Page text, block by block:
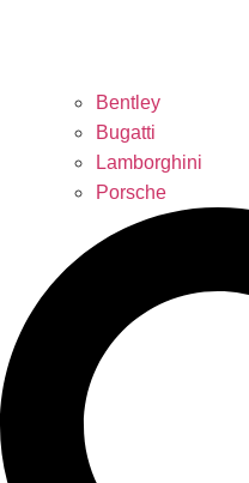
Bentley
Bugatti
Lamborghini
Porsche